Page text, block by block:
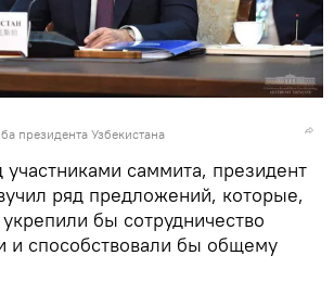
президента Узбекистана
саммита, президент
ряд предложений, которые,
бы сотрудничество
и способствовали бы общему